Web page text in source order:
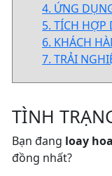
4. ỨNG
5. TÍCH HỢP
6. KHÁCH
7. TRẢI
TÌNH
Bạn đang loay
đồng nhất?